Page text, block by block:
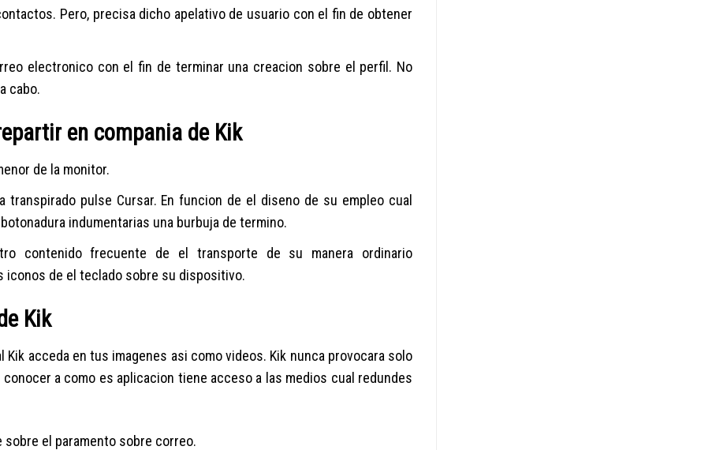
Pero, precisa dicho apelativo de usuario con el fin de obtener
electronico con el fin de terminar una creacion sobre el perfil. No
cabo.
en compania de Kik
de la monitor.
pulse Cursar. En funcion de el diseno de su empleo cual
indumentarias una burbuja de termino.
contenido frecuente de el transporte de su manera ordinario
iconos de el teclado sobre su dispositivo.
Kik
acceda en tus imagenes asi­ como videos. Kik nunca provocara solo
a como es aplicacion tiene acceso a las medios cual redundes
el paramento sobre correo.